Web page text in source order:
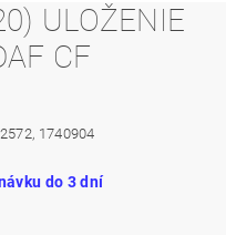
ULOŽENIE
CF
1740904
do 3 dní